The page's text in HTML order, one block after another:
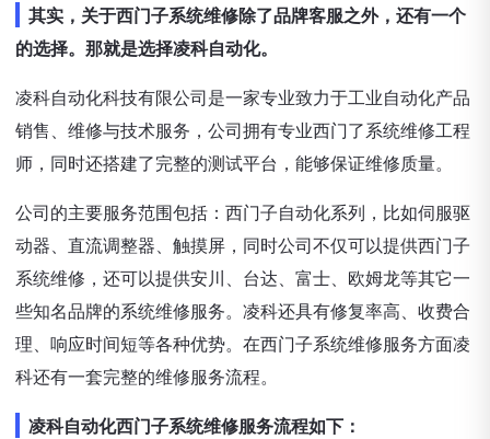
其实，关于西门子系统维修除了品牌客服之外，还有一个
的选择。那就是选择凌科自动化。
凌科自动化科技有限公司是一家专业致力于工业自动化产品
销售、维修与技术服务，公司拥有专业西门了系统维修工程
师，同时还搭建了完整的测试平台，能够保证维修质量。
公司的主要服务范围包括：西门子自动化系列，比如伺服驱
动器、直流调整器、触摸屏，同时公司不仅可以提供西门子
系统维修，还可以提供安川、台达、富士、欧姆龙等其它一
些知名品牌的系统维修服务。凌科还具有修复率高、收费合
理、响应时间短等各种优势。在西门子系统维修服务方面凌
科还有一套完整的维修服务流程。
凌科自动化西门子系统维修服务流程如下：